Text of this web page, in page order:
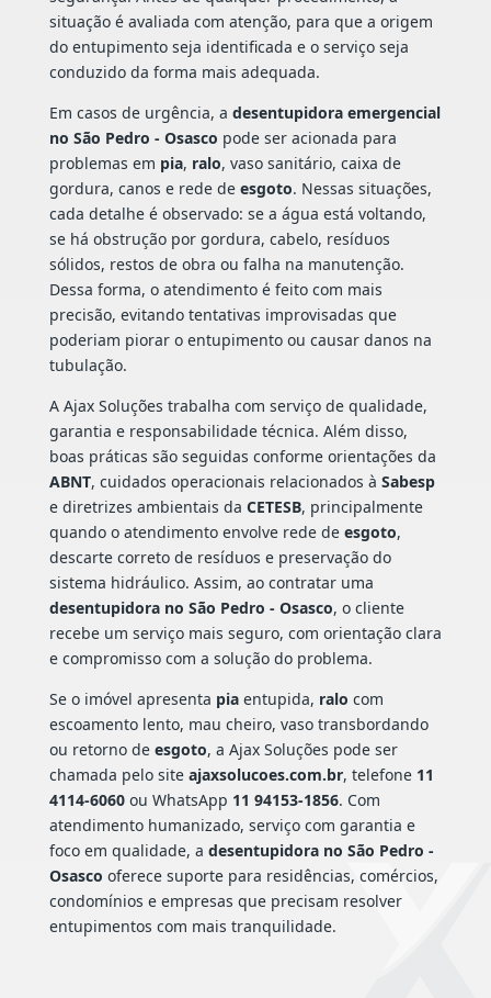
situação é avaliada com atenção, para que a origem
do entupimento seja identificada e o serviço seja
conduzido da forma mais adequada.
Em casos de urgência, a desentupidora emergencial
no São Pedro - Osasco pode ser acionada para
problemas em pia, ralo, vaso sanitário, caixa de
gordura, canos e rede de esgoto. Nessas situações,
cada detalhe é observado: se a água está voltando,
se há obstrução por gordura, cabelo, resíduos
sólidos, restos de obra ou falha na manutenção.
Dessa forma, o atendimento é feito com mais
precisão, evitando tentativas improvisadas que
poderiam piorar o entupimento ou causar danos na
tubulação.
A Ajax Soluções trabalha com serviço de qualidade,
garantia e responsabilidade técnica. Além disso,
boas práticas são seguidas conforme orientações da
ABNT, cuidados operacionais relacionados à Sabesp
e diretrizes ambientais da CETESB, principalmente
quando o atendimento envolve rede de esgoto,
descarte correto de resíduos e preservação do
sistema hidráulico. Assim, ao contratar uma
desentupidora no São Pedro - Osasco, o cliente
recebe um serviço mais seguro, com orientação clara
e compromisso com a solução do problema.
Se o imóvel apresenta piaentupida, ralo com
escoamento lento, mau cheiro, vaso transbordando
ou retorno de esgoto, a Ajax Soluções pode ser
chamada pelo site ajaxsolucoes.com.br, telefone 11
4114-6060ou WhatsApp 11 94153-1856. Com
atendimento humanizado, serviço com garantia e
foco em qualidade, a desentupidora no São Pedro -
Osasco oferece suporte para residências, comércios,
condomínios e empresas que precisam resolver
entupimentos com mais tranquilidade.